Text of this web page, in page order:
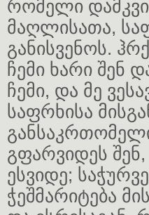
რომელი
მაღლისათა,
განისვენოს.
ჩემი ხარი შენ
ჩემი, და მე
საფრხისა
გფარვიდეს
ესვიდე;
ჭეშმარიტება